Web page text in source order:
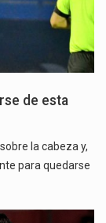
de esta
la cabeza y,
para quedarse